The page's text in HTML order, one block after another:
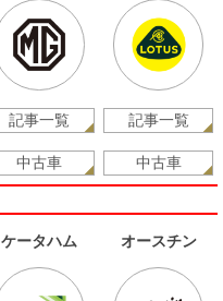
記事一覧
中古車
記事一覧
中古車
ケータハム オースチン